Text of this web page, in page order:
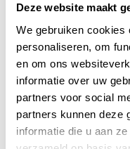
Deze website maakt
We gebruiken cookies
personaliseren, om
en om ons
informatie over uw
partners voor social
partners kunnen deze
informatie die u aan